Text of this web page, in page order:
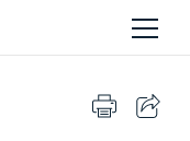
IMPRIMER